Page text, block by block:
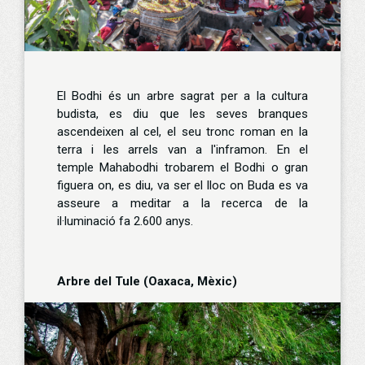
El Bodhi és un arbre sagrat per a la cultura
budista, es diu que les seves branques
ascendeixen al cel, el seu tronc roman en la
terra i les arrels van a l'inframon. En el
temple Mahabodhi trobarem el Bodhi o gran
figuera on, es diu, va ser el lloc on Buda es va
asseure a meditar a la recerca de la
il·luminació fa 2.600 anys.
Arbre del Tule (Oaxaca, Mèxic)